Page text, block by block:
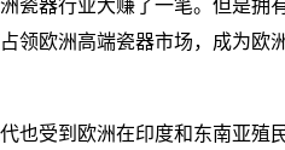
欧洲高端瓷器市场，成为欧
也受到欧洲在印度和东南亚殖